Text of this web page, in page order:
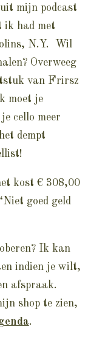
mijn podcast
ik had met
N.Y. Wil
Overweeg
van Frirsz
moet je
cello meer
dempt
kost € 308,00
goed geld
Ik kan
indien je wilt,
afspraak.
shop te zien,
.